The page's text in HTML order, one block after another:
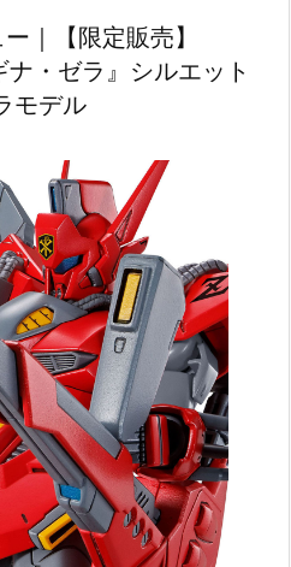
｜【限定販売】
・ゼラ』シルエット
モデル